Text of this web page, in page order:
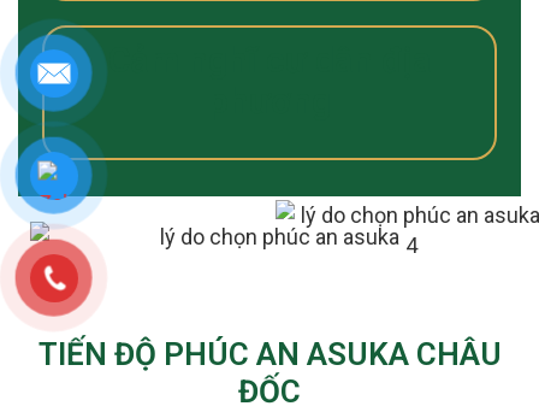
TIẾN ĐỘ PHÚC AN ASUKA CHÂU
ĐỐC